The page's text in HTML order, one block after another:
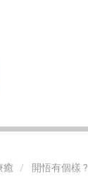
癒 開悟有個樣 ?